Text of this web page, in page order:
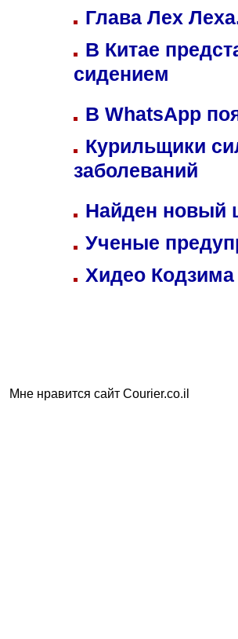
Глава Лех
В Китае
сидением
В WhatsApp
Курильщики
заболеваний
Найден
Ученые
Хидео
Мне нравится сайт Courier.co.il